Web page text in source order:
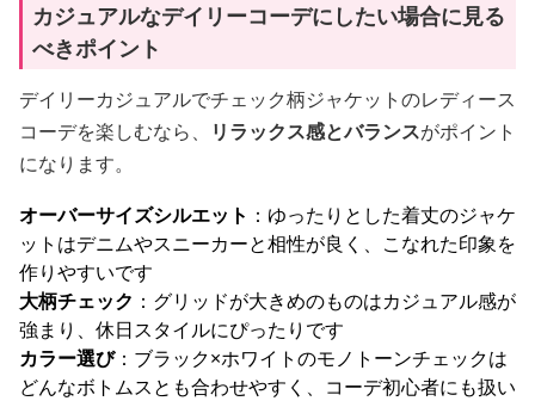
カジュアルなデイリーコーデにしたい場合に見る
べきポイント
デイリーカジュアルでチェック柄ジャケットのレディース
コーデを楽しむなら、
リラックス感とバランスがポイント
になります。
オーバーサイズシルエット ：ゆったりとした着丈のジャケ
ットはデニムやスニーカーと相性が良く、こなれた印象を
作りやすいです
大柄チェック ：グリッドが大きめのものはカジュアル感が
強まり、休日スタイルにぴったりです
カラー選び：ブラック×ホワイトのモノトーンチェックは
どんなボトムスとも合わせやすく、コーデ初心者にも扱い